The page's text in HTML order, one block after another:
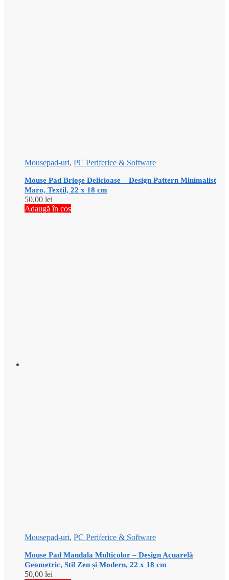
Mousepad-uri, PC Periferice & Software
Mouse Pad Brioșe Delicioase – Design Pattern Minimalist
Maro, Textil, 22 x 18 cm
50,00 lei
Adaugă în coș
Mousepad-uri, PC Periferice & Software
Mouse Pad Mandala Multicolor – Design Acuarelă
Geometric, Stil Zen și Modern, 22 x 18 cm
50,00 lei